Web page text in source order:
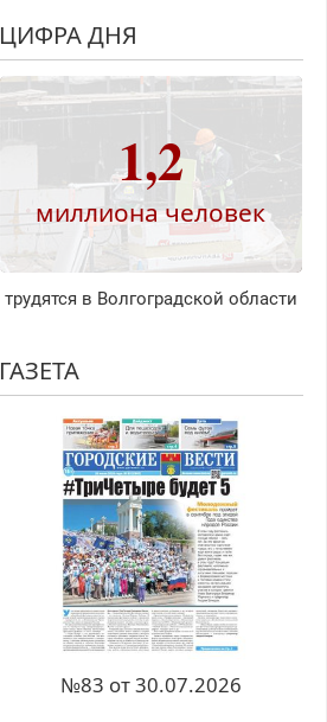
ЦИФРА ДНЯ
1,2
миллиона человек
трудятся в Волгоградской области
ГАЗЕТА
№83 от 30.07.2026